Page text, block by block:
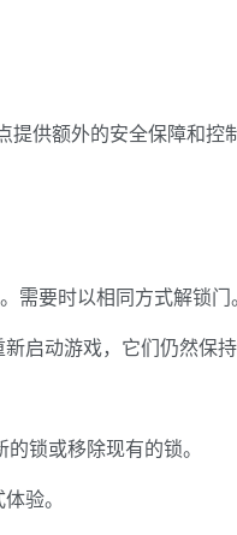
供额外的安全保障和
需要时以相同方式解锁门。
启动游戏，它们仍然保持
锁或移除现有的锁。
验。